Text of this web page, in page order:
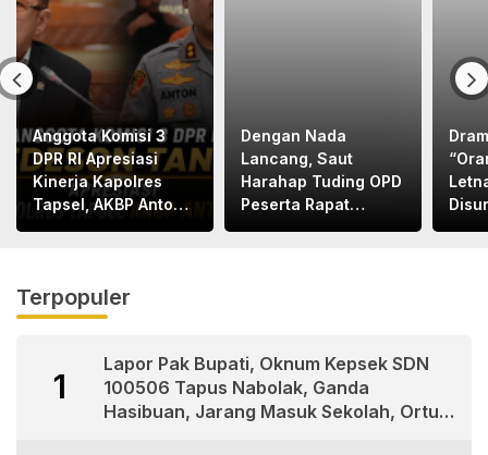
Anggota Komisi 3
DPR RI Apresiasi
Kinerja Kapolres
Tapsel, AKBP Anton
Dengan Nada
Lancang, Saut
Harahap Tuding OPD
Peserta Rapat
Terpopuler
1
Lapor Pak Bupati, Oknum Kepsek SDN
100506 Tapus Nabolak, Ganda
Hasibuan, Jarang Masuk Sekolah, Ortu